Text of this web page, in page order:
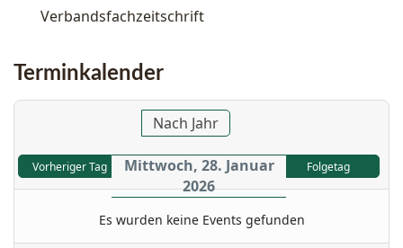
Verbandsfachzeitschrift
Terminkalender
Nach Jahr
Vorheriger Tag
Mittwoch, 28. Januar
2026
Folgetag
Es wurden keine Events gefunden